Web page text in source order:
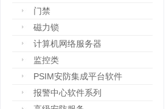
门禁
磁力锁
计算机网络服务器
监控类
PSIM安防集成平台软件
报警中心软件系列